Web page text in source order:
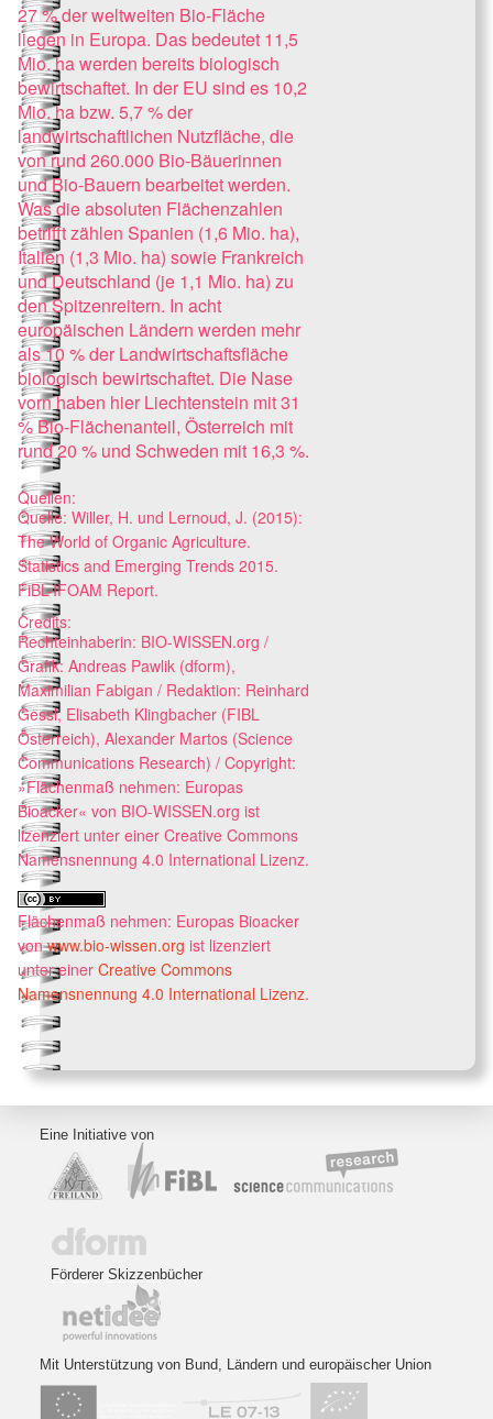
27 % der weltweiten Bio-Fläche
liegen in Europa. Das bedeutet 11,5
Mio. ha werden bereits biologisch
bewirtschaftet. In der EU sind es 10,2
Mio. ha bzw. 5,7 % der
landwirtschaftlichen Nutzfläche, die
von rund 260.000 Bio-Bäuerinnen
und Bio-Bauern bearbeitet werden.
Was die absoluten Flächenzahlen
betrifft zählen Spanien (1,6 Mio. ha),
Italien (1,3 Mio. ha) sowie Frankreich
und Deutschland (je 1,1 Mio. ha) zu
den Spitzenreitern. In acht
europäischen Ländern werden mehr
als 10 % der Landwirtschaftsfläche
biologisch bewirtschaftet. Die Nase
vorn haben hier Liechtenstein mit 31
% Bio-Flächenanteil, Österreich mit
rund 20 % und Schweden mit 16,3 %.
Quellen:
Quelle: Willer, H. und Lernoud, J. (2015):
The World of Organic Agriculture.
Statistics and Emerging Trends 2015.
FiBL-IFOAM Report.
Credits:
Rechteinhaberin: BIO-WISSEN.org /
Grafik: Andreas Pawlik (dform),
Maximilian Fabigan / Redaktion: Reinhard
Gessl, Elisabeth Klingbacher (FIBL
Österreich), Alexander Martos (Science
Communications Research) / Copyright:
»Flächenmaß nehmen: Europas
Bioacker« von BIO-WISSEN.org ist
lizenziert unter einer Creative Commons
Namensnennung 4.0 International Lizenz.
Flächenmaß nehmen: Europas Bioacker
vonwww.bio-wissen.org ist lizenziert
unter einer Creative Commons
Namensnennung 4.0 International Lizenz.
Eine Initiative von
Förderer Skizzenbücher
Mit Unterstützung von Bund, Ländern und europäischer Union